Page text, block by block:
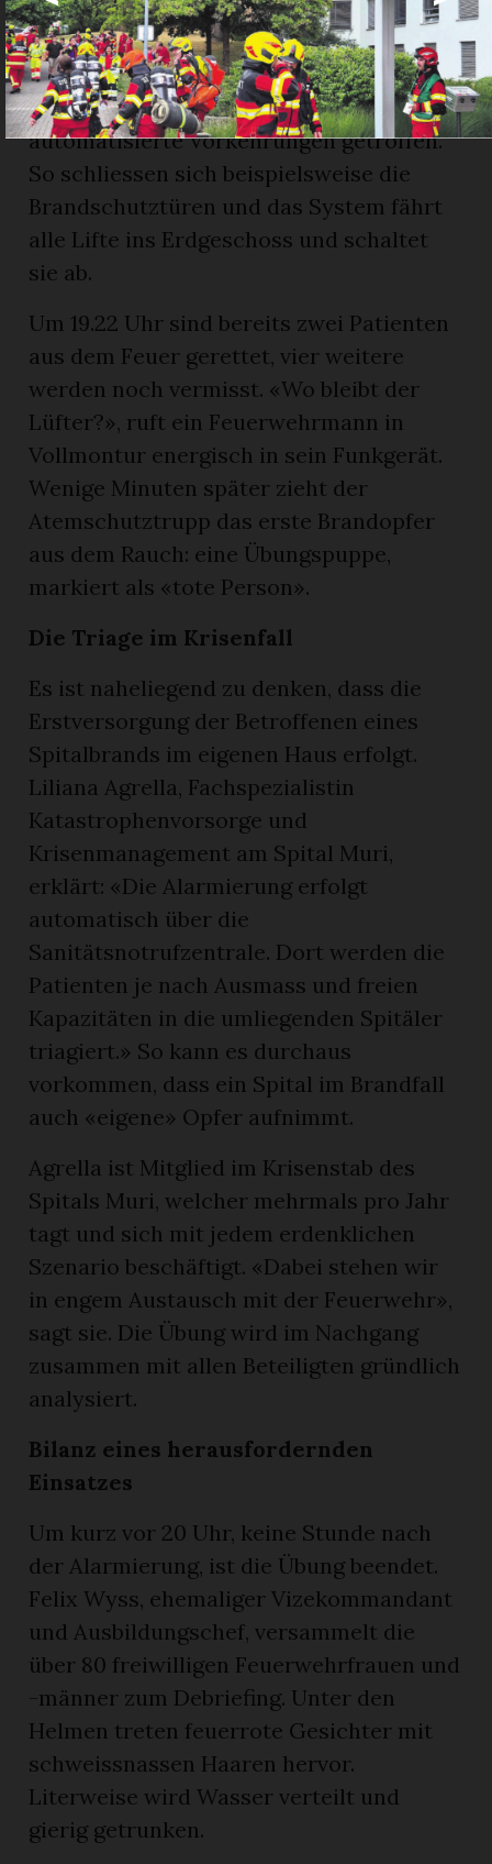
interne Brandmeldezentrale, auf deren
Display der genaue Brandort angezeigt
wird. Von dort werden systematisch die
gesamte Rettungskette aktiviert und
automatisierte Vorkehrungen getroffen.
So schliessen sich beispielsweise die
Brandschutztüren und das System fährt
alle Lifte ins Erdgeschoss und schaltet
sie ab.
Um 19.22 Uhr sind bereits zwei Patienten
aus dem Feuer gerettet, vier weitere
werden noch vermisst. «Wo bleibt der
Lüfter?», ruft ein Feuerwehrmann in
Vollmontur energisch in sein Funkgerät.
Wenige Minuten später zieht der
Atemschutztrupp das erste Brandopfer
aus dem Rauch: eine Übungspuppe,
markiert als «tote Person».
Die Triage im Krisenfall
Es ist naheliegend zu denken, dass die
Erstversorgung der Betroffenen eines
Spitalbrands im eigenen Haus erfolgt.
Liliana Agrella, Fachspezialistin
Katastrophenvorsorge und
Krisenmanagement am Spital Muri,
erklärt: «Die Alarmierung erfolgt
automatisch über die
Sanitätsnotrufzentrale. Dort werden die
Patienten je nach Ausmass und freien
Kapazitäten in die umliegenden Spitäler
triagiert.» So kann es durchaus
vorkommen, dass ein Spital im Brandfall
auch «eigene» Opfer aufnimmt.
Agrella ist Mitglied im Krisenstab des
Spitals Muri, welcher mehrmals pro Jahr
tagt und sich mit jedem erdenklichen
Szenario beschäftigt. «Dabei stehen wir
in engem Austausch mit der Feuerwehr»,
sagt sie. Die Übung wird im Nachgang
zusammen mit allen Beteiligten gründlich
analysiert.
Bilanz eines herausfordernden
Einsatzes
Um kurz vor 20 Uhr, keine Stunde nach
der Alarmierung, ist die Übung beendet.
Felix Wyss, ehemaliger Vizekommandant
und Ausbildungschef, versammelt die
über 80 freiwilligen Feuerwehrfrauen und
-männer zum Debriefing. Unter den
Helmen treten feuerrote Gesichter mit
schweissnassen Haaren hervor.
Literweise wird Wasser verteilt und
gierig getrunken.